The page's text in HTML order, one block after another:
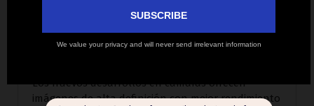
Infocomm 2024 mostró los últimos avances en
esenciales para conference rooms, auditorios y
Los nuevos desarrollos en cámaras ofrecen
imágenes de alta definición con mejor rendimiento